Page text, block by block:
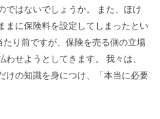
ではないでしょうか。 また、ほけ
まに保険料を設定してしまったとい
り前ですが、保険を売る側の立場
せようとしてきます。 我々は、
けの知識を身につけ、「本当に必要